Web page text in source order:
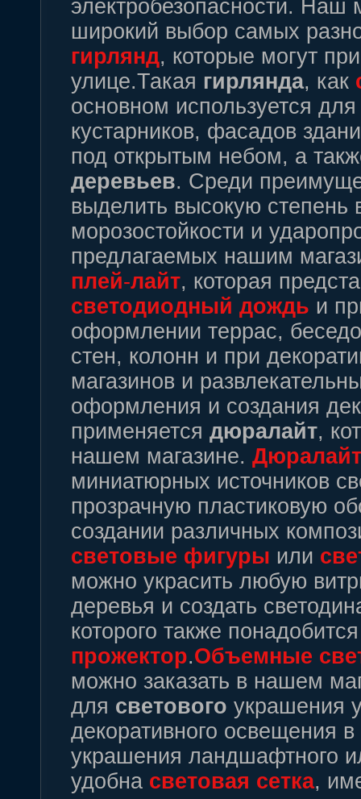
электробезопасности. Наш
широкий выбор самых
гирлянд, которые могут
улице.Такая гирлянда, как
основном используется
кустарников, фасадов
под открытым небом, а
деревьев. Среди
выделить высокую степень
морозостойкости и
предлагаемых нашим
плей-лайт, которая
светодиодный дождь и
оформлении террас,
стен, колонн и при
магазинов и
оформления и создания
применяется дюралайт,
нашем магазине. Дюралайт
миниатюрных источников
прозрачную пластиковую
создании различных
световые фигуры или
можно украсить любую
деревья и создать
которого также
прожектор.Объемные
можно заказать в нашем
для светового украшения
декоративного освещения
украшения ландшафтного
удобна световая сетка,